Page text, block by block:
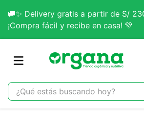
🚚✨ Delivery gratis a partir de S/
¡Compra fácil y recibe en casa! 💚
¿Qué estás buscando hoy?